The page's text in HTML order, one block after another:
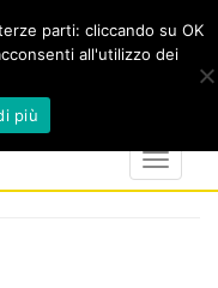
marker
calendar
Toggle
parti: cliccando su OK
all'utilizzo dei
più